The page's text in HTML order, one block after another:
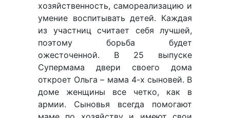
хозяйственность, самореализацию и
умение воспитывать детей. Каждая
из участниц считает себя лучшей,
поэтому борьба будет
ожесточенной. В 25 выпуске
Супермама двери своего дома
откроет Ольга – мама 4-х сыновей. В
доме женщины все четко, как в
армии. Сыновья всегда помогают